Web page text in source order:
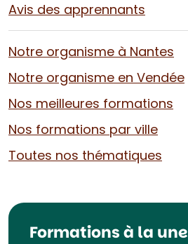
Avis des apprennants
Notre organisme à Nantes
Notre organisme en Vendée
Nos meilleures formations
Nos formations par ville
Toutes nos thématiques
Formations à la une